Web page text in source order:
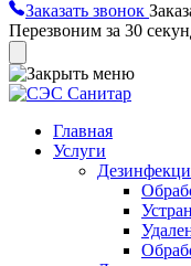
Заказать звонок
Перезвоним за 30
Главная
Услуги